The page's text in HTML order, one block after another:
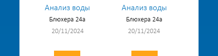
Анализ воды
Блюхера 24а
20/11/2024
Анализ воды
Блюхера 24а
20/11/2024